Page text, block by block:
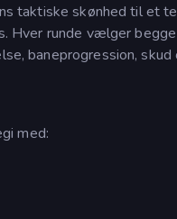
taktiske skønhed til et
Hver runde vælger
baneprogression, skud
med: